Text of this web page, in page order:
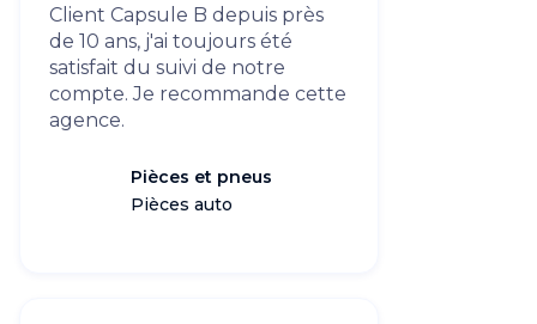
Client Capsule B depuis près
de 10 ans, j'ai toujours été
satisfait du suivi de notre
compte. Je recommande cette
agence.
Pièces et pneus
Pièces auto